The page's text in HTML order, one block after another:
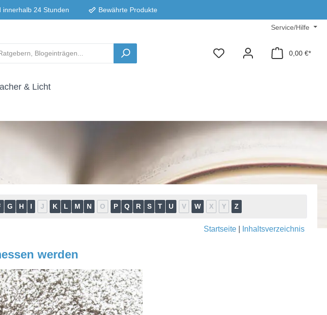
innerhalb 24 Stunden Bewährte Produkte
Service/Hilfe
0,00 €*
& Licht
G H I J K L M N O P Q R S T U V W X Y Z
Startseite Inhaltsverzeichnis
werden